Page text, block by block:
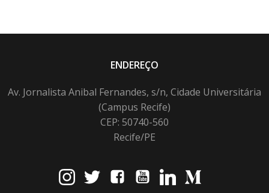
ENDEREÇO
Av. Jornalista Anibal Fernandes, s/n, Cidade Universitária
(Campus Recife)
CEP: 50740-560
Recife/PE